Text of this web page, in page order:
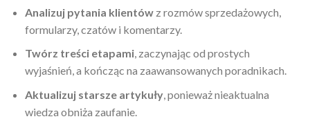
Analizuj pytania klientówz rozmów sprzedażowych,
formularzy, czatów i komentarzy.
Twórz treści etapami, zaczynając od prostych
wyjaśnień, a kończąc na zaawansowanych poradnikach.
Aktualizuj starsze artykuły, ponieważ nieaktualna
wiedza obniża zaufanie.